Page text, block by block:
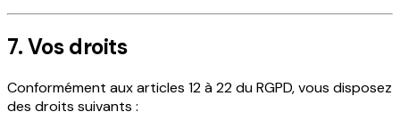
7. Vos droits
Conformément aux articles 12 à 22 du RGPD, vous disposez
des droits suivants :